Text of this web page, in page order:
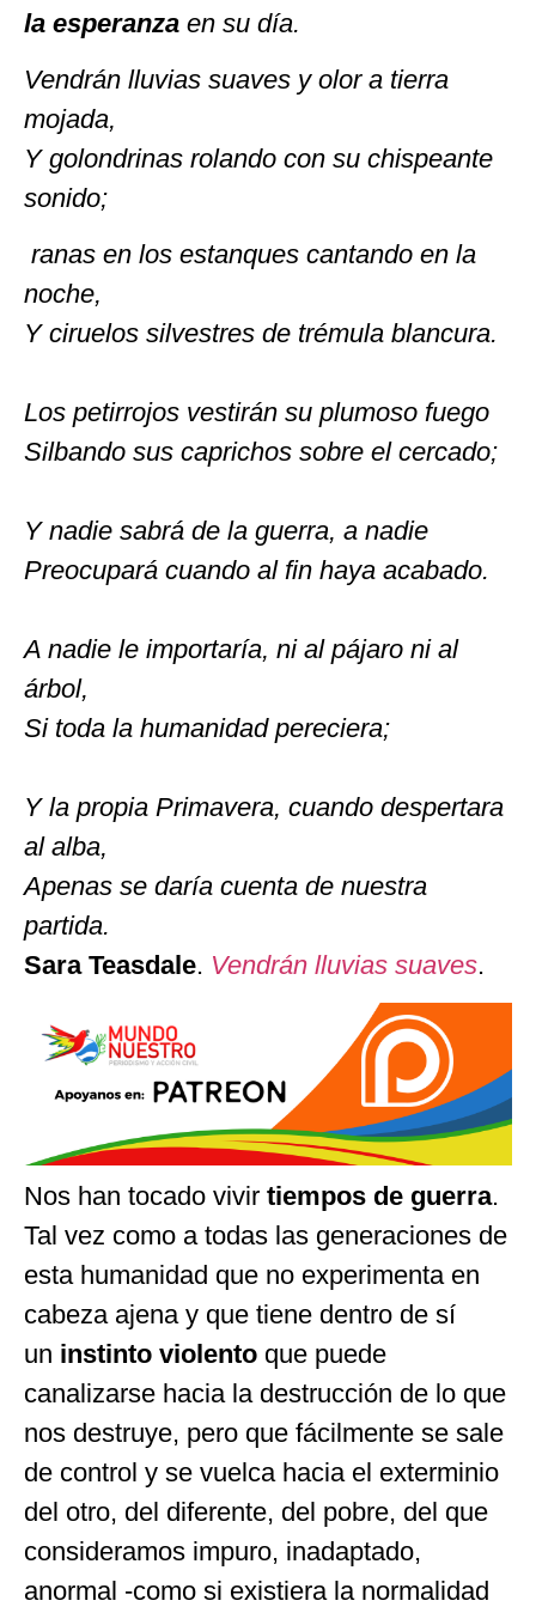
la esperanza en su día.
Vendrán lluvias suaves y olor a tierra
mojada,
Y golondrinas rolando con su chispeante
sonido;
ranas en los estanques cantando en la
noche,
Y ciruelos silvestres de trémula blancura.
Los petirrojos vestirán su plumoso fuego
Silbando sus caprichos sobre el cercado;
Y nadie sabrá de la guerra, a nadie
Preocupará cuando al fin haya acabado.
A nadie le importaría, ni al pájaro ni al
árbol,
Si toda la humanidad pereciera;
Y la propia Primavera, cuando despertara
al alba,
Apenas se daría cuenta de nuestra
partida.
Sara Teasdale. Vendrán lluvias suaves.
Nos han tocado vivir tiempos de guerra.
Tal vez como a todas las generaciones de
esta humanidad que no experimenta en
cabeza ajena y que tiene dentro de sí
un instinto violento que puede
canalizarse hacia la destrucción de lo que
nos destruye, pero que fácilmente se sale
de control y se vuelca hacia el exterminio
del otro, del diferente, del pobre, del que
consideramos impuro, inadaptado,
anormal -como si existiera la normalidad